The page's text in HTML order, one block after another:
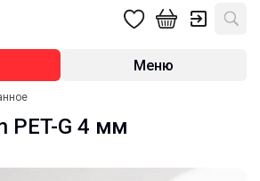
Меню
PET-G 4 мм